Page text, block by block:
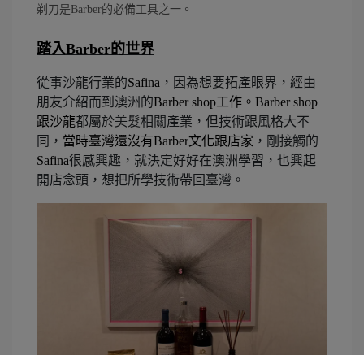
剃刀是Barber的必備工具之一。
踏入Barber的世界
從事沙龍行業的Safina ，因為想要拓產眼界，經由
朋友介紹而到澳洲的Barber shop工作。 Barber shop
跟沙龍都屬於美髮相關產業，但技術跟風格大不
同， 當時臺灣還沒有Barber文化跟店家 ，剛接觸的
Safina很感興趣，就決定好好在澳洲學習，也興起
開店念頭，想把所學技術帶回臺灣。